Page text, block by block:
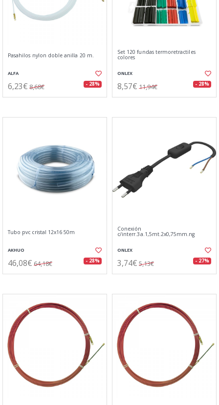
Pasahilos nylon doble anilla 20 m.
ALFA
6,23€ 8,68€ - 28%
Set 120 fundas termoretractiles
colores
ONLEX
8,57€ 11,94€ - 28%
Tubo pvc cristal 12x16 50m
AKHUO
46,08€ 64,18€ - 28%
Conexión
c/interr.3a.1,5mt.2x0,75mm.ng
ONLEX
3,74€ 5,13€ - 27%